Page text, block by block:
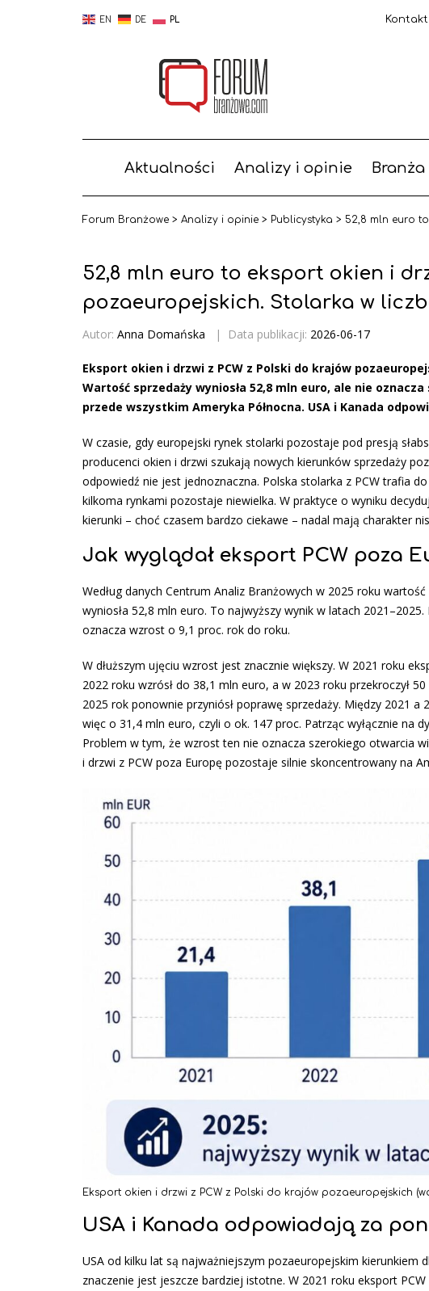
EN DE PL Kontakt
Aktualności Analizy i opinie Branża
Forum Branżowe > Analizy i opinie > Publicystyka > 52,8 mln euro
52,8 mln euro to eksport okien i
pozaeuropejskich. Stolarka w
Autor: Anna Domańska | Data publikacji: 2026-06-17
Eksport okien i drzwi z PCW z Polski do krajów
Wartość sprzedaży wyniosła 52,8 mln euro, ale nie
przede wszystkim Ameryka Północna. USA i Kanada
W czasie, gdy europejski rynek stolarki pozostaje pod presją
producenci okien i drzwi szukają nowych kierunków sprzedaży
odpowiedź nie jest jednoznaczna. Polska stolarka z PCW trafia
kilkoma rynkami pozostaje niewielka. W praktyce o wyniku
kierunki – choć czasem bardzo ciekawe – nadal mają charakter
Jak wyglądał eksport PCW poza
Według danych Centrum Analiz Branżowych w 2025 roku
wyniosła 52,8 mln euro. To najwyższy wynik w latach
oznacza wzrost o 9,1 proc. rok do roku.
W dłuższym ujęciu wzrost jest znacznie większy. W 2021 roku
2022 roku wzrósł do 38,1 mln euro, a w 2023 roku przekroczył
2025 rok ponownie przyniósł poprawę sprzedaży. Między 2021
więc o 31,4 mln euro, czyli o ok. 147 proc. Patrząc wyłącznie na
Problem w tym, że wzrost ten nie oznacza szerokiego otwarcia
i drzwi z PCW poza Europę pozostaje silnie skoncentrowany na
Eksport okien i drzwi z PCW z Polski do krajów pozaeuropejskich
USA i Kanada odpowiadają za
USA od kilku lat są najważniejszym pozaeuropejskim kierunkiem
znaczenie jest jeszcze bardziej istotne. W 2021 roku eksport